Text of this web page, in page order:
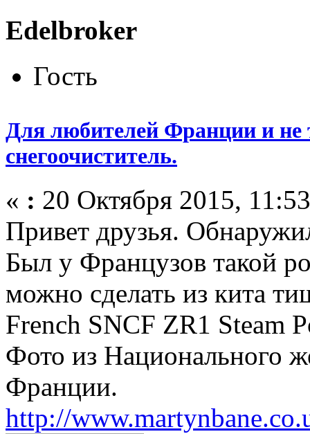
Edelbroker
Гость
Для любителей Франции и не
снегоочиститель.
« : 20 Октября 2015,
Привет друзья.
Был у Французов такой
можно сделать из кита
French SNCF ZR1 Steam
Фото из Национального
Франции.
http://